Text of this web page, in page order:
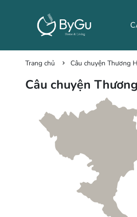
Trang chủ Câu chuyện Thương
Câu chuyện